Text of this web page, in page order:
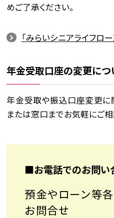
めご了承ください。
「みらいシニアライフロ
年金受取口座の変更につ
年金受取や振込口座変更に
または窓口までお気軽にご相
■お電話でのお問い
預金やローン等
お問合せ